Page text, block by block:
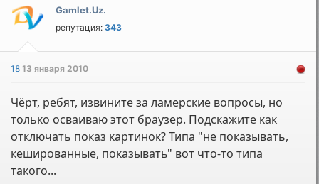
Gamlet.Uz.
репутация:343
1813 января 2010
Чёрт, ребят, извините за ламерские вопросы, но
только осваиваю этот браузер. Подскажите как
отключать показ картинок? Типа "не показывать,
кешированные, показывать" вот что-то типа
такого...